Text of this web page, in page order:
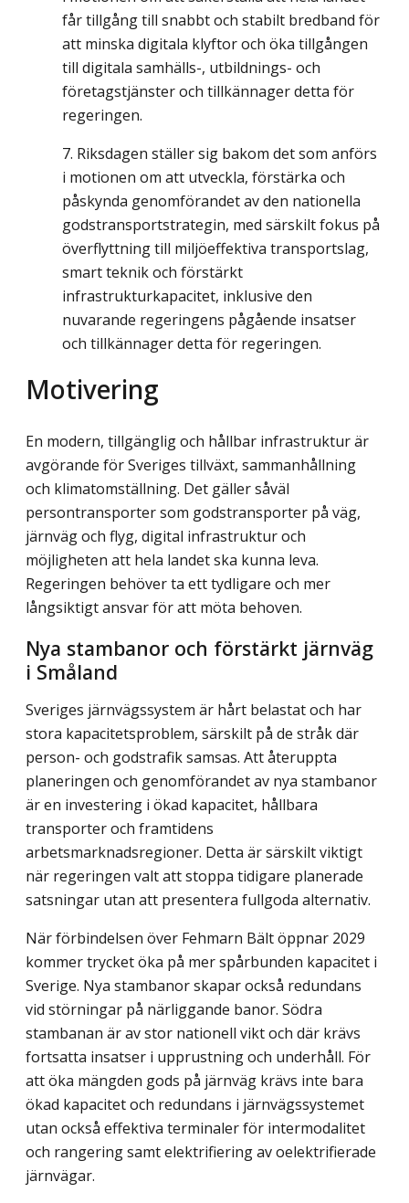
får tillgång till snabbt och stabilt bredband för
att minska digitala klyftor och öka tillgången
till digitala samhälls-, utbildnings- och
företagstjänster och tillkännager detta för
regeringen.
Riksdagen ställer sig bakom det som anförs
i motionen om att utveckla, förstärka och
påskynda genomförandet av den nationella
godstransportstrategin, med särskilt fokus på
överflyttning till miljöeffektiva transportslag,
smart teknik och förstärkt
infrastrukturkapacitet, inklusive den
nuvarande regeringens pågående insatser
och tillkännager detta för regeringen.
Motivering
En modern, tillgänglig och hållbar infrastruktur är
avgörande för Sveriges tillväxt, sammanhållning
och klimatomställning. Det gäller såväl
persontransporter som gods­transporter på väg,
järnväg och flyg, digital infrastruktur och
möjligheten att hela landet ska kunna leva.
Regeringen behöver ta ett tydligare och mer
långsiktigt ansvar för att möta behoven.
Nya stambanor och förstärkt järnväg
i Småland
Sveriges järnvägssystem är hårt belastat och har
stora kapacitetsproblem, särskilt på de stråk där
person- och godstrafik samsas. Att återuppta
planeringen och genomförandet av nya stambanor
är en investering i ökad kapacitet, hållbara
transporter och framtidens
arbetsmarknadsregioner. Detta är särskilt viktigt
när regeringen valt att stoppa tidigare planerade
satsningar utan att presentera fullgoda alternativ.
När förbindelsen över Fehmarn Bält öppnar 2029
kommer trycket öka på mer spår­bunden kapacitet i
Sverige. Nya stambanor skapar också redundans
vid störningar på närliggande banor. Södra
stambanan är av stor nationell vikt och där krävs
fortsatta insatser i upprustning och underhåll. För
att öka mängden gods på järnväg krävs inte bara
ökad kapacitet och redundans i järnvägssystemet
utan också effektiva terminaler för intermodalitet
och rangering samt elektrifiering av oelektrifierade
järnvägar.